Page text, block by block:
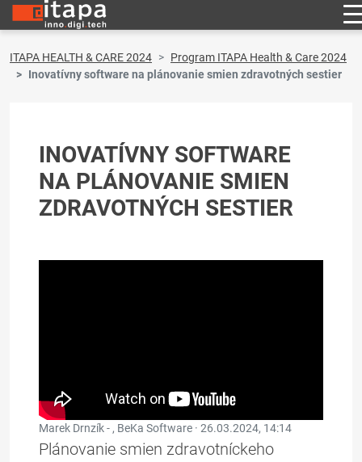
ITAPA HEALTH & CARE 2024
Program ITAPA Health & Care 2024
Inovatívny software na plánovanie smien zdravotných sestier
INOVATÍVNY SOFTWARE
NA PLÁNOVANIE SMIEN
ZDRAVOTNÝCH SESTIER
Marek Drnzík - , BeKa Software · 26.03.2024, 14:14
Plánovanie smien zdravotníckeho